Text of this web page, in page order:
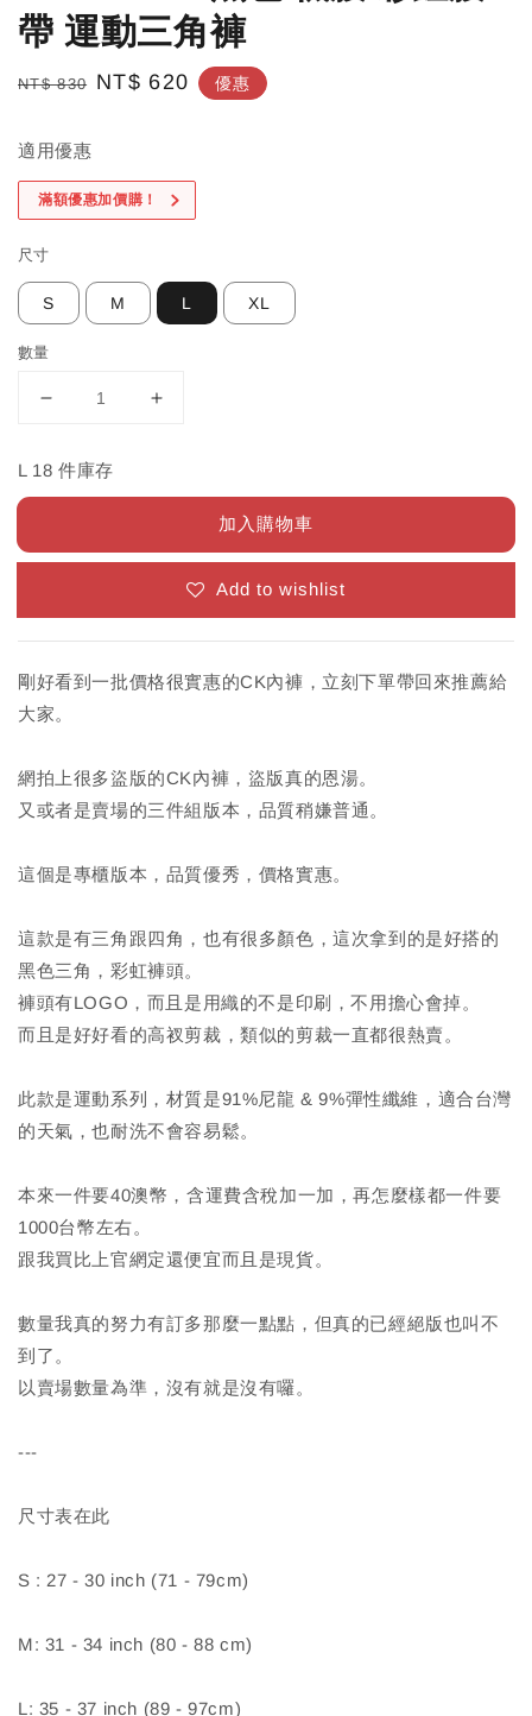
帶 運動三角褲
Regular
NT$ 830 Sale
NT$ 620 優惠
適用優惠
滿額優惠加價購！
尺寸
S M L XL
數量
L 18 件庫存
加入購物車
Add to wishlist
剛好看到一批價格很實惠的CK內褲，立刻下單帶回來推薦給
大家。
網拍上很多盜版的CK內褲，盜版真的恩湯。
又或者是賣場的三件組版本，品質稍嫌普通。
這個是專櫃版本，品質優秀，價格實惠。
這款是有三角跟四角，也有很多顏色，這次拿到的是好搭的
黑色三角，彩虹褲頭。
褲頭有LOGO，而且是用織的不是印刷，不用擔心會掉。
而且是好好看的高衩剪裁，類似的剪裁一直都很熱賣。
此款是運動系列，材質是91%尼龍 & 9%彈性纖維，適合台灣
的天氣，也耐洗不會容易鬆。
本來一件要40澳幣，含運費含稅加一加，再怎麼樣都一件要
1000台幣左右。
跟我買比上官網定還便宜而且是現貨。
數量我真的努力有訂多那麼一點點，但真的已經絕版也叫不
到了。
以賣場數量為準，沒有就是沒有囉。
---
尺寸表在此
S : 27 - 30 inch (71 - 79cm)
M: 31 - 34 inch (80 - 88 cm)
L: 35 - 37 inch (89 - 97cm)